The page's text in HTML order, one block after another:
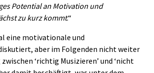
Potential an Motivation und
zu kurz kommt.“
eine motivationale und
aber im Folgenden nicht weiter
‘richtig Musizieren’ und ‘nicht